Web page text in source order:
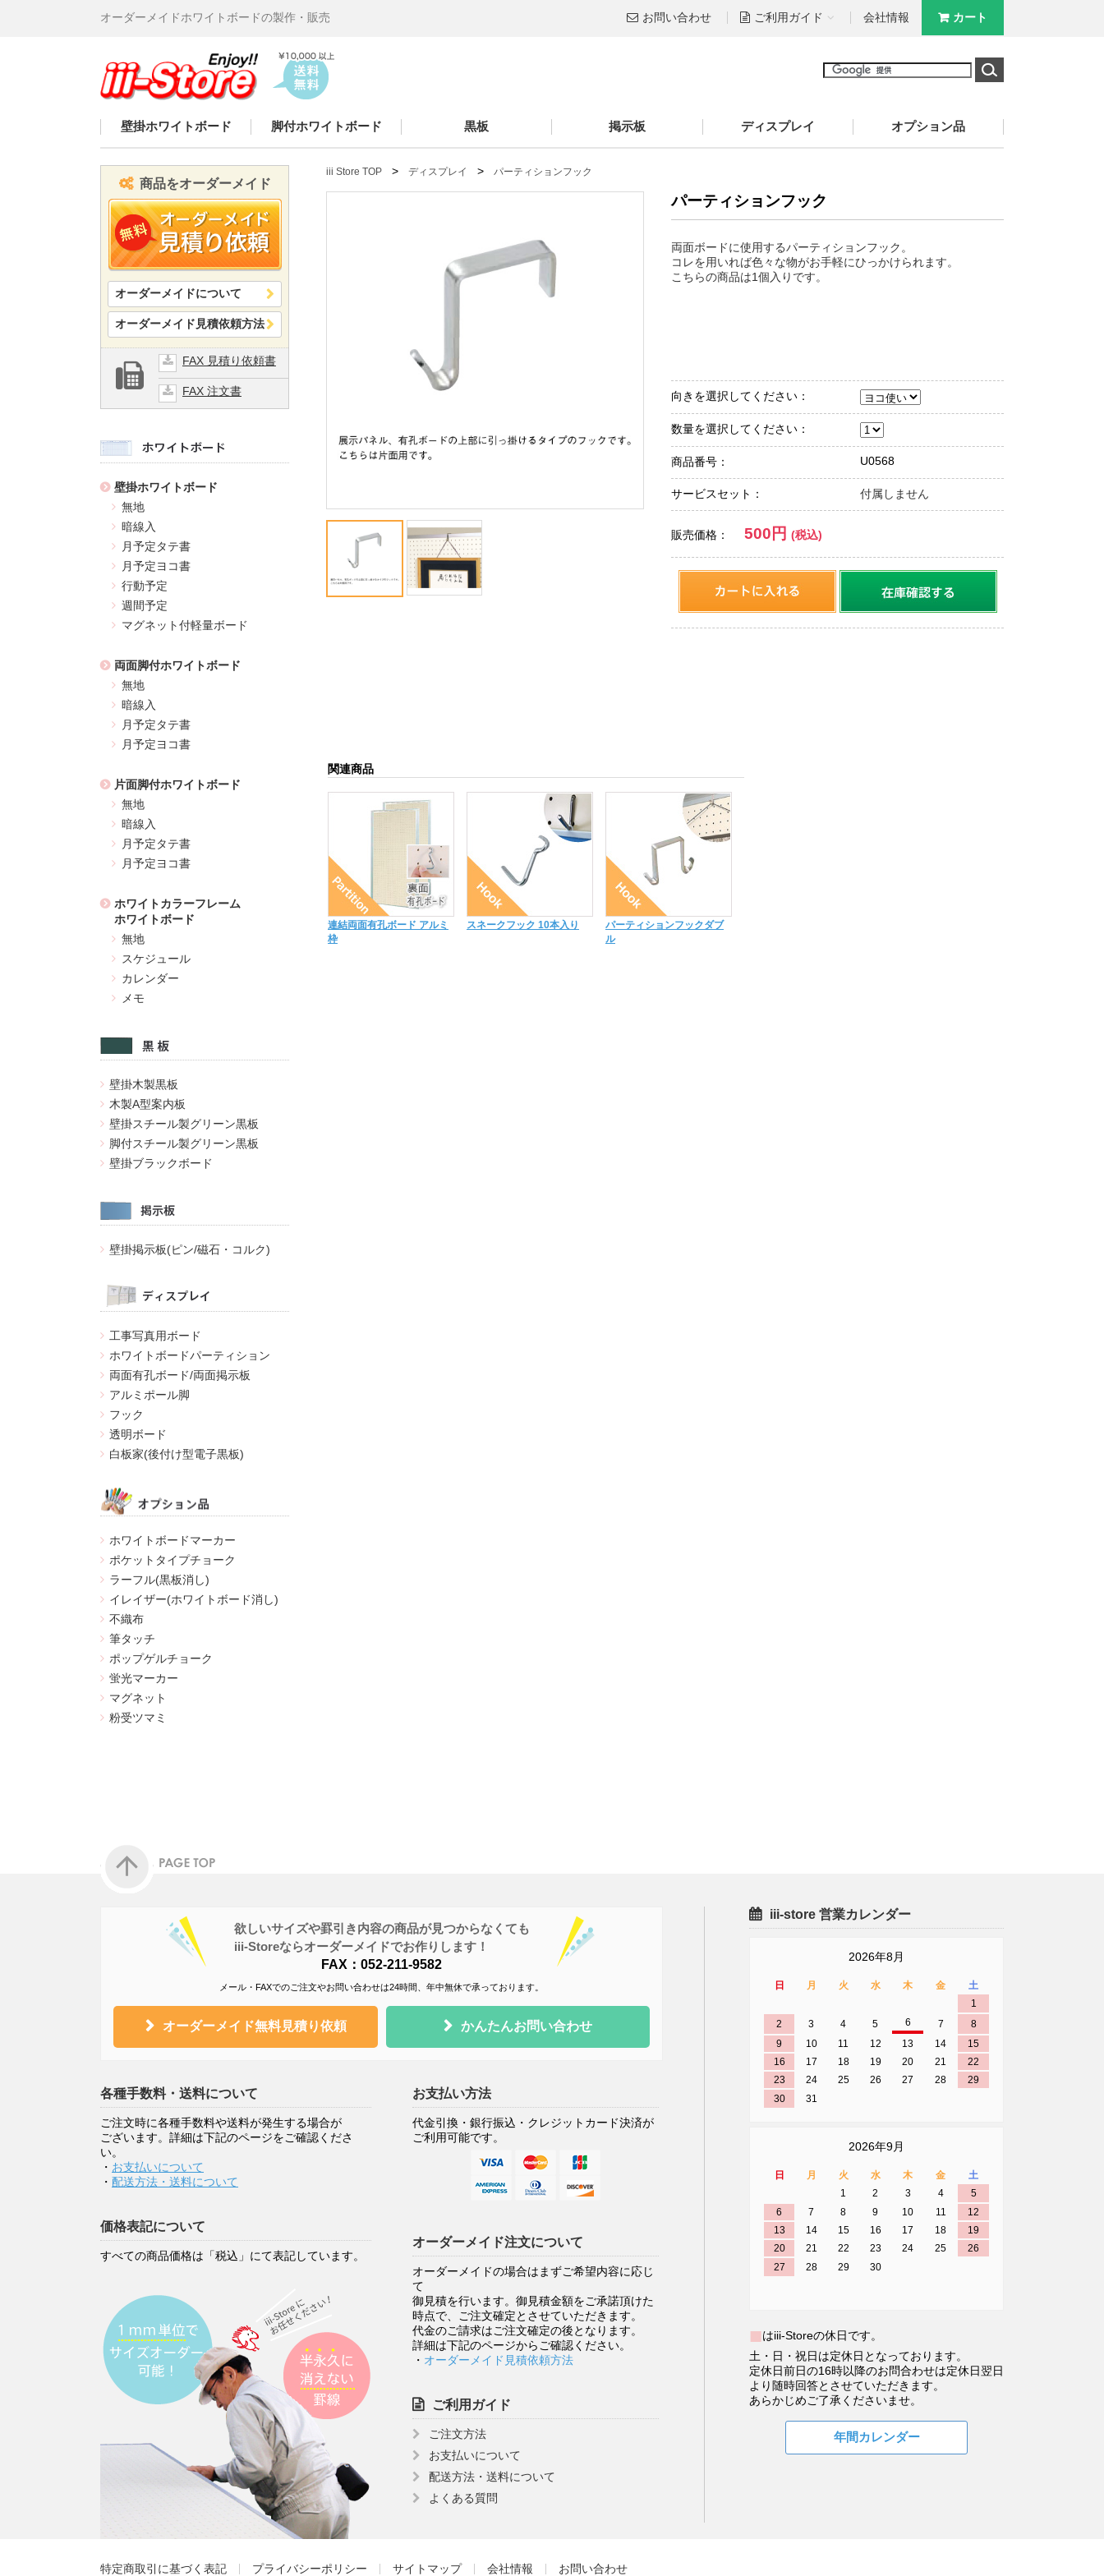
オーダーメイドホワイトボードの製作・販売 お問い合わせ ご利用ガイド 会社情報 カート
iii-
Store
壁掛ホワイトボード 脚付ホワイトボード 黒板 掲示板 ディスプレイ オプション品
商品をオーダーメイド
オーダーメイドについて
オーダーメイド見積依頼方法
FAX 見積り依頼書
FAX 注文書
壁掛ホワイトボード
無地
暗線入
月予定タテ書
月予定ヨコ書
行動予定
週間予定
マグネット付軽量ボード
両面脚付ホワイトボード
無地
暗線入
月予定タテ書
月予定ヨコ書
片面脚付ホワイトボード
無地
暗線入
月予定タテ書
月予定ヨコ書
ホワイトカラーフレーム
ホワイトボード
無地
スケジュール
カレンダー
メモ
壁掛木製黒板
木製A型案内板
壁掛スチール製グリーン黒板
脚付スチール製グリーン黒板
壁掛ブラックボード
壁掛掲示板(ピン/磁石・コルク)
工事写真用ボード
ホワイトボードパーティション
両面有孔ボード/両面掲示板
アルミポール脚
フック
透明ボード
白板家(後付け型電子黒板)
ホワイトボードマーカー
ポケットタイプチョーク
ラーフル(黒板消し)
イレイザー(ホワイトボード消し)
不織布
筆タッチ
ポップゲルチョーク
蛍光マーカー
マグネット
粉受ツマミ
iii Store TOP > ディスプレイ > パーティションフック
パーティションフック
両面ボードに使用するパーティションフック。
コレを用いれば色々な物がお手軽にひっかけられます。
こちらの商品は1個入りです。
向きを選択してください：
数量を選択してください：
商品番号： U0568
サービスセット： 付属しません
販売価格： 500円 (税込)
関連商品
連結両面有孔ボード アルミ
枠
スネークフック 10本入り
パーティションフックダブ
ル
欲しいサイズや罫引き内容の商品が見つからなくても
iii-Storeならオーダーメイドでお作りします！
FAX：052-211-9582
メール・FAXでのご注文やお問い合わせは24時間、年中無休で承っております。
オーダーメイド無料見積り依頼 かんたんお問い合わせ
各種手数料・送料について
ご注文時に各種手数料や送料が発生する場合が
ございます。詳細は下記のページをご確認くださ
い。
・ お支払いについて
・ 配送方法・送料について
価格表記について
すべての商品価格は「税込」にて表記しています。
お支払い方法
代金引換・銀行振込・クレジットカード決済が
ご利用可能です。
オーダーメイド注文について
オーダーメイドの場合はまずご希望内容に応じ
て
御見積を行います。御見積金額をご承諾頂けた
時点で、ご注文確定とさせていただきます。
代金のご請求はご注文確定の後となります。
詳細は下記のページからご確認ください。
・ オーダーメイド見積依頼方法
ご利用ガイド
ご注文方法
お支払いについて
配送方法・送料について
よくある質問
iii-store 営業カレンダー
2026年8月
日 月 火 水 木 金
土
1
2
3 4 5 6 7
8
9
10 11 12 13 14
15
16
17 18 19 20 21
22
23
24 25 26 27 28
29
30
31
2026年9月
日 月 火 水 木 金
土
1
2 3 4
5
6
7 8 9 10 11
12
13
14 15 16 17 18
19
20
21 22 23 24 25
26
27
28 29 30
■はiii-Storeの休日です。
土・日・祝日は定休日となっております。
定休日前日の16時以降のお問合わせは定休日翌日
より随時回答とさせていただきます。
あらかじめご了承くださいませ。
年間カレンダー
特定商取引に基づく表記 プライバシーポリシー サイトマップ 会社情報 お問い合わせ